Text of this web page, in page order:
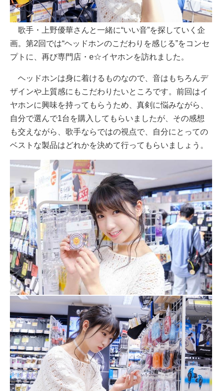
歌手・上野優華さんと一緒に“いい音”を探していく企
画。第2回では“ヘッドホンのこだわりを感じる”をコンセ
プトに、再び専門店・e☆イヤホンを訪れました。
ヘッドホンは身に着けるものなので、音はもちろんデ
ザインや上質感にもこだわりたいところです。前回はイ
ヤホンに興味を持ってもらうため、真剣に悩みながら、
自分で選んで1台を購入してもらいましたが、その感想
も交えながら、歌手ならではの視点で、自分にとっての
ベストな製品はどれかを決めて行ってもらいましょう。